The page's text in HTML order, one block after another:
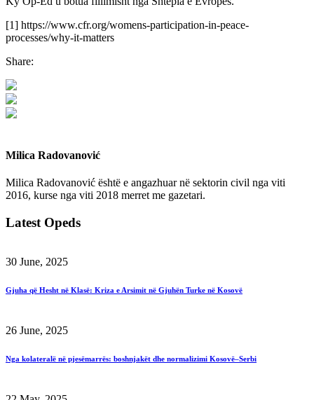
[1] https://www.cfr.org/womens-participation-in-peace-
processes/why-it-matters
Share:
Milica Radovanović
Milica Radovanović është e angazhuar në sektorin civil nga viti
2016, kurse nga viti 2018 merret me gazetari.
Latest Opeds
30 June, 2025
Gjuha që Hesht në Klasë: Kriza e Arsimit në Gjuhën Turke në Kosovë
26 June, 2025
Nga kolateralë në pjesëmarrës: boshnjakët dhe normalizimi Kosovë–Serbi